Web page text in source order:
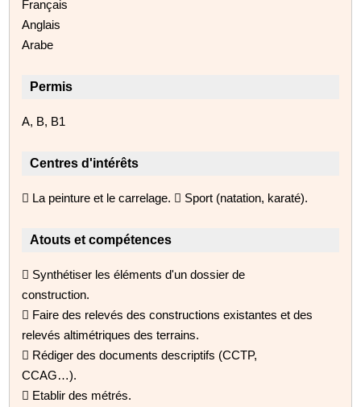
Français
Anglais
Arabe
Permis
A, B, B1
Centres d'intérêts
 La peinture et le carrelage.  Sport (natation, karaté).
Atouts et compétences
 Synthétiser les éléments d'un dossier de
construction.
 Faire des relevés des constructions existantes et des
relevés altimétriques des terrains.
 Rédiger des documents descriptifs (CCTP,
CCAG…).
 Etablir des métrés.